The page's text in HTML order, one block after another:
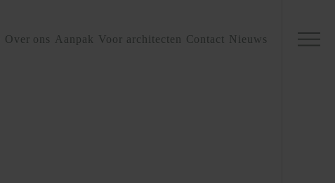
Over ons Aanpak Voor architecten Contact Nieuws